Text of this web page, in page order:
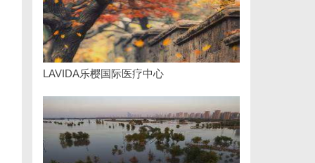
LAVIDA乐樱国际医疗中心